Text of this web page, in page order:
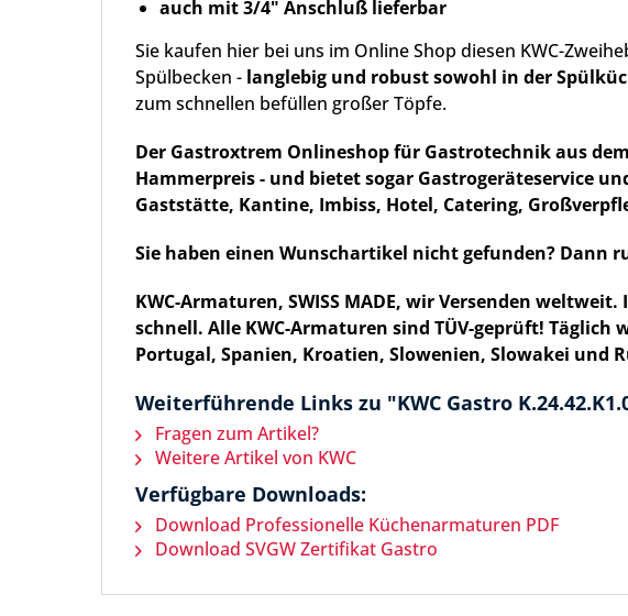
auch mit 3/4" Anschluß lieferbar
Sie kaufen hier bei uns im Online Shop diesen KWC-
Spülbecken - langlebig und robust sowohl in der
zum schnellen befüllen großer Töpfe.
Der Gastroxtrem Onlineshop für Gastrotechnik aus
Hammerpreis- und bietet sogar Gastrogeräteservice
Gaststätte, Kantine, Imbiss, Hotel, Catering,
Sie haben einen Wunschartikel nicht gefunden? Dann
KWC-Armaturen, SWISS MADE, wirVersenden weltweit.
schnell. Alle KWC-Armaturen sind TÜV-geprüft! Täglich
Portugal, Spanien, Kroatien, Slowenien, Slowakei und
Weiterführende Links zu "KWC Gastro
Fragen zum Artikel?
Weitere Artikel von KWC
Verfügbare Downloads:
Download Professionelle Küchenarmaturen PDF
Download SVGW Zertifikat Gastro